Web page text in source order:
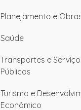
Planejamento e
Saúde
Transportes e
Públicos
Turismo e
Econômico